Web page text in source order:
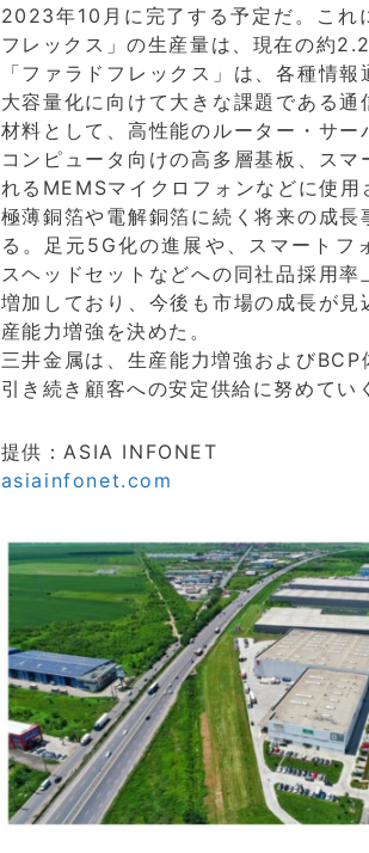
2023年10月に完了する予定だ。これ
フレックス」の生産量は、現在の約
「ファラドフレックス」は、各種情報
大容量化に向けて大きな課題である通
材料として、高性能のルーター・サー
コンピュータ向けの高多層基板、スマ
れるMEMSマイクロフォンなどに使用
極薄銅箔や電解銅箔に続く将来の成長
る。足元5G化の進展や、スマートフ
スヘッドセットなどへの同社品採用率
増加しており、今後も市場の成長が見
産能力増強を決めた。
三井金属は、生産能力増強およびBCP
引き続き顧客への安定供給に努めてい
提供：ASIA INFONET
asiainfonet.com